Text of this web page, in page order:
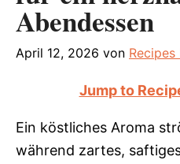
Abendessen
April 12, 2026 von Recipes
Jump to
Ein köstliches Aroma
während zartes,